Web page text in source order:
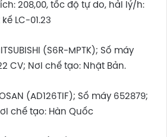
208,00, tốc độ tự do, hải lý/h:
LC-01.23
(S6R-MPTK); Số máy
CV; Nơi chế tạo: Nhật Bản.
(AD126TIF); Số máy 652879;
chế tạo: Hàn Quốc